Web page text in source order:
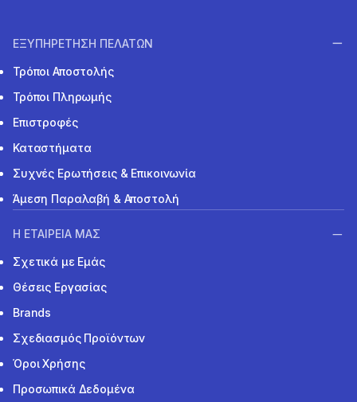
ΕΞΥΠΗΡΕΤΗΣΗ ΠΕΛΑΤΩΝ
Τρόποι Αποστολής
Τρόποι Πληρωμής
Επιστροφές
Καταστήματα
Συχνές Ερωτήσεις & Επικοινωνία
Άμεση Παραλαβή & Αποστολή
Η ΕΤΑΙΡΕΙΑ ΜΑΣ
Σχετικά με Εμάς
Θέσεις Εργασίας
Brands
Σχεδιασμός Προϊόντων
Όροι Χρήσης
Προσωπικά Δεδομένα